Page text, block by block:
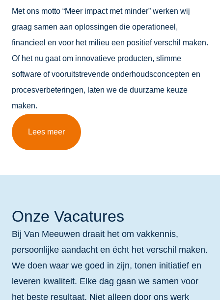
Met ons motto “Meer impact met minder” werken wij
graag samen aan oplossingen die operationeel,
financieel en voor het milieu een positief verschil maken.
Of het nu gaat om innovatieve producten, slimme
software of vooruitstrevende onderhoudsconcepten en
procesverbeteringen, laten we de duurzame keuze
maken.
Lees meer
Onze Vacatures
Bij Van Meeuwen draait het om vakkennis,
persoonlijke aandacht en écht het verschil maken.
We doen waar we goed in zijn, tonen initiatief en
leveren kwaliteit. Elke dag gaan we samen voor
het beste resultaat. Niet alleen door ons werk